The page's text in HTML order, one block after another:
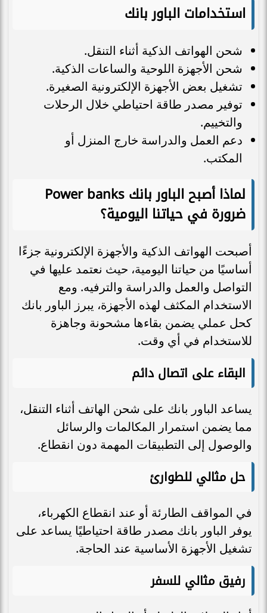
استخدامات الباور بانك
شحن الهواتف الذكية أثناء التنقل.
شحن الأجهزة اللوحية والساعات الذكية.
تشغيل بعض الأجهزة الإلكترونية الصغيرة.
توفير مصدر طاقة احتياطي خلال الرحلات
والتخييم.
دعم العمل والدراسة خارج المنزل أو
المكتب.
ضرورة في حياتنا اليومية؟
أصبحت الهواتف الذكية والأجهزة الإلكترونية جزءًا
أساسيًا من حياتنا اليومية، حيث نعتمد عليها في
التواصل والعمل والدراسة والترفيه. ومع
الاستخدام المكثف لهذه الأجهزة، يبرز الباور بانك
كحل عملي يضمن بقاءها مشحونة وجاهزة
للاستخدام في أي وقت.
البقاء على اتصال دائم
يساعد الباور بانك على شحن الهاتف أثناء التنقل،
مما يضمن استمرار المكالمات والرسائل
والوصول إلى التطبيقات المهمة دون انقطاع.
حل مثالي للطوارئ
في المواقف الطارئة أو عند انقطاع الكهرباء،
يوفر الباور بانك مصدر طاقة احتياطيًا يساعد على
تشغيل الأجهزة الأساسية عند الحاجة.
رفيق مثالي للسفر